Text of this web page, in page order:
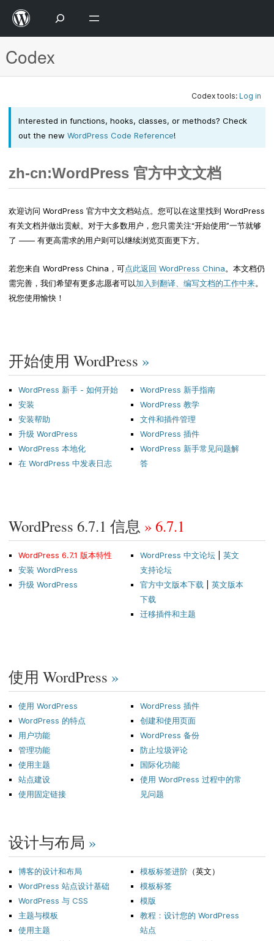
Codex
Codex tools: Log in
Interested in functions, hooks, classes, or methods? Check
out the new WordPress Code Reference!
zh-cn:WordPress 官方中文文档
欢迎访问 WordPress 官方中文文档站点。您可以在这里找到 WordPress
有关文档并做出贡献。对于大多数用户，您只需关注“开始使用”一节就够
了 —— 有更高需求的用户则可以继续浏览页面更下方。
若您来自 WordPress China，可点此返回 WordPress China。本文档仍
需完善，我们希望有更多志愿者可以加入到翻译、编写文档的工作中来。
祝您使用愉快！
开始使用 WordPress »
WordPress 新手 - 如何开始
安装
安装帮助
升级 WordPress
WordPress 本地化
在 WordPress 中发表日志
WordPress 新手指南
WordPress 教学
文件和插件管理
WordPress 插件
WordPress 新手常见问题解
答
WordPress 6.7.1 信息 » 6.7.1
WordPress 6.7.1 版本特性
安装 WordPress
升级 WordPress
WordPress 中文论坛
英文
支持论坛
官方中文版本下载
英文版本
下载
迁移插件和主题
使用 WordPress »
使用 WordPress
WordPress 的特点
用户功能
管理功能
使用主题
站点建设
使用固定链接
WordPress 插件
创建和使用页面
WordPress 备份
防止垃圾评论
国际化功能
使用 WordPress 过程中的常
见问题
设计与布局 »
博客的设计和布局
WordPress 站点设计基础
WordPress 与 CSS
主题与模板
使用主题
模板标签进阶 （英文）
模板标签
模版
教程：设计您的 WordPress
站点